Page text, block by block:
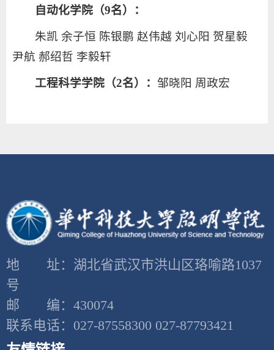
自动化学院（9名）：
朱凯 余子恒 陈银鹏 赵伟越 刘心阳 贺星毅
尹航 郝绍哲 李毅轩
工程科学学院（2名）：邹晓阳 周政宏
地 址：湖北省武汉市洪山区珞喻路1037
号
邮 编：430074
联系电话：027-87558300 027-87793421